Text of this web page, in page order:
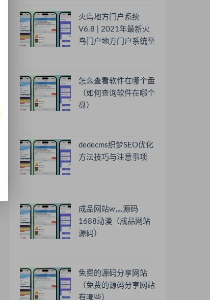
火鸟地方门户系统
V6.8 | 2021年最新火
鸟门户地方门户系统至
怎么查看软件在哪个盘
（如何查询软件在哪个
盘）
dedecms织梦SEO优化
方法技巧与注意事项
成品网站w灬源码
1688动漫（成品网站
源码）
免费的源码分享网站
（免费的源码分享网站
有哪些）